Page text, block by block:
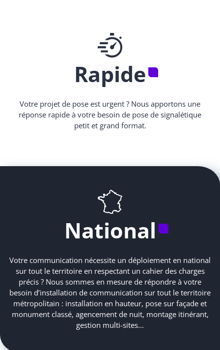
Rapide
Votre projet de pose est urgent ? Nous apportons une
réponse rapide à votre besoin de pose de signalétique
petit et grand format.
National
Votre communication nécessite un déploiement en national
sur tout le territoire en respectant un cahier des charges
précis ? Nous sommes en mesure de répondre à votre
besoin d’installation de communication sur tout le territoire
métropolitain : installation en hauteur, pose sur façade et
monument classé, agencement de nuit, montage itinérant,
gestion multi-sites...